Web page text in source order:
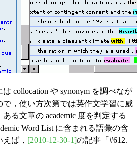
collocation や synonym を調べなが
で，使い方次第では英作文学習に威
る文章の academic 度を判定する
Word List に含まれる語彙の含
ば， [2010-12-30-1]の記事「#612.